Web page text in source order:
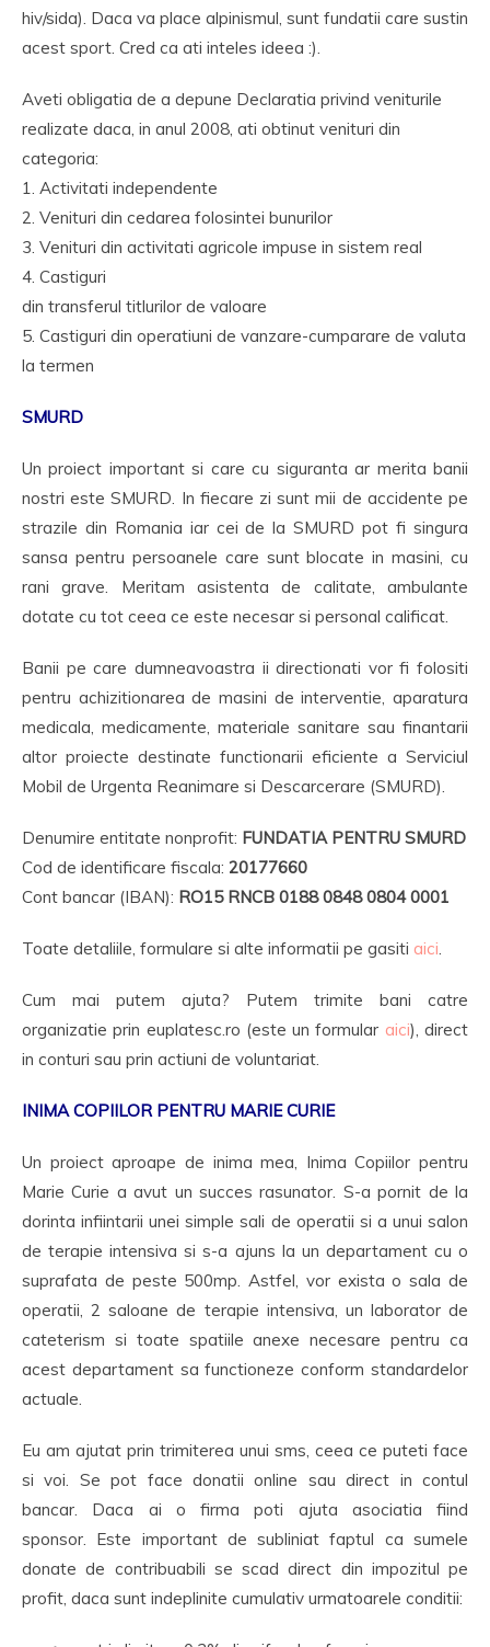
hiv/sida). Daca va place alpinismul, sunt fundatii care sustin
acest sport. Cred ca ati inteles ideea :).
Aveti obligatia de a depune Declaratia privind veniturile
realizate daca, in anul 2008, ati obtinut venituri din
categoria:
1. Activitati independente
2. Venituri din cedarea folosintei bunurilor
3. Venituri din activitati agricole impuse in sistem real
4. Castiguri
din transferul titlurilor de valoare
5. Castiguri din operatiuni de vanzare-cumparare de valuta
la termen
SMURD
Un proiect important si care cu siguranta ar merita banii
nostri este SMURD. In fiecare zi sunt mii de accidente pe
strazile din Romania iar cei de la SMURD pot fi singura
sansa pentru persoanele care sunt blocate in masini, cu
rani grave. Meritam asistenta de calitate, ambulante
dotate cu tot ceea ce este necesar si personal calificat.
Banii pe care dumneavoastra ii directionati vor fi folositi
pentru achizitionarea de masini de interventie, aparatura
medicala, medicamente, materiale sanitare sau finantarii
altor proiecte destinate functionarii eficiente a Serviciul
Mobil de Urgenta Reanimare si Descarcerare (SMURD).
Denumire entitate nonprofit: FUNDATIA PENTRU SMURD
Cod de identificare fiscala: 20177660
Cont bancar (IBAN): RO15 RNCB 0188 0848 0804 0001
Toate detaliile, formulare si alte informatii pe gasiti aici.
Cum mai putem ajuta? Putem trimite bani catre
organizatie prin euplatesc.ro (este un formular aici), direct
in conturi sau prin actiuni de voluntariat.
INIMA COPIILOR PENTRU MARIE CURIE
Un proiect aproape de inima mea, Inima Copiilor pentru
Marie Curie a avut un succes rasunator. S-a pornit de la
dorinta infiintarii unei simple sali de operatii si a unui salon
de terapie intensiva si s-a ajuns la un departament cu o
suprafata de peste 500mp. Astfel, vor exista o sala de
operatii, 2 saloane de terapie intensiva, un laborator de
cateterism si toate spatiile anexe necesare pentru ca
acest departament sa functioneze conform standardelor
actuale.
Eu am ajutat prin trimiterea unui sms, ceea ce puteti face
si voi. Se pot face donatii online sau direct in contul
bancar. Daca ai o firma poti ajuta asociatia fiind
sponsor. Este important de subliniat faptul ca sumele
donate de contribuabili se scad direct din impozitul pe
profit, daca sunt indeplinite cumulativ urmatoarele conditii: